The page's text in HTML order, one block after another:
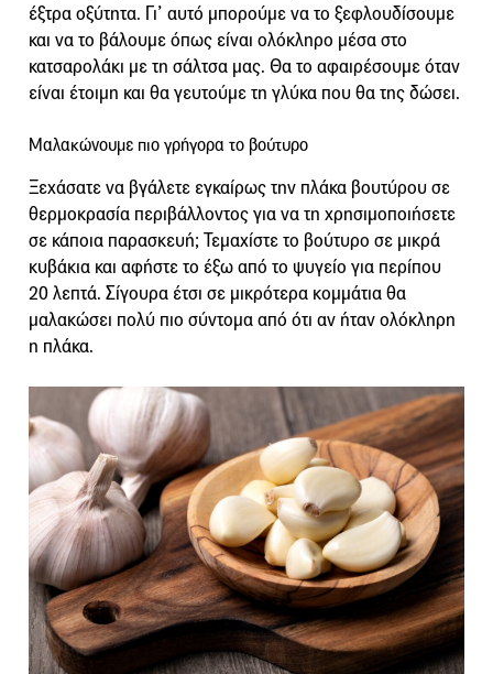
έξτρα οξύτητα. Γι’ αυτό μπορούμε να το ξεφλουδίσουμε
και να το βάλουμε όπως είναι ολόκληρο μέσα στο
κατσαρολάκι με τη σάλτσα μας. Θα το αφαιρέσουμε όταν
είναι έτοιμη και θα γευτούμε τη γλύκα που θα της δώσει.
Μαλακώνουμε πιο γρήγορα το βούτυρο
Ξεχάσατε να βγάλετε εγκαίρως την πλάκα βουτύρου σε
θερμοκρασία περιβάλλοντος για να τη χρησιμοποιήσετε
σε κάποια παρασκευή; Τεμαχίστε το βούτυρο σε μικρά
κυβάκια και αφήστε το έξω από το ψυγείο για περίπου
20 λεπτά. Σίγουρα έτσι σε μικρότερα κομμάτια θα
μαλακώσει πολύ πιο σύντομα από ότι αν ήταν ολόκληρη
η πλάκα.